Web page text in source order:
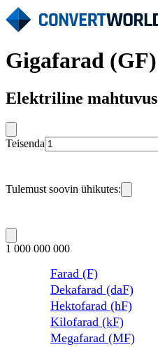
Gigafarad (GF)
Elektriline mahtuvus
Teisenda
Tulemust soovin ühikutes:
1 000 000 000
Farad (F)
Dekafarad (daF)
Hektofarad (hF)
Kilofarad (kF)
Megafarad (MF)